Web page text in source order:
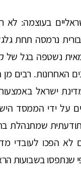
הטקטוניים הישראליים
נרמסה תחת
נשטפה בגל של
לאירועים ביטחוניים שאירעו ב-15 או 20 השנים
ישראל באמצעות
על ידי הממסד
שמתנהלת
הפכו לעובדי
שנתפסו בשבועות